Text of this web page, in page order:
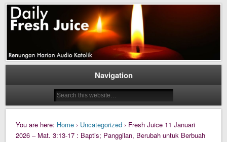
Daily Fresh Juice
Daily Fresh Juice Renungan Harian Katolik Menyejukkan dan Menyegarkan
Navigation
You are here: Home › Uncategorized › Fresh Juice 11 Januari
2026 – Mat. 3:13-17 : Baptis; Panggilan, Berubah untuk Berbuah